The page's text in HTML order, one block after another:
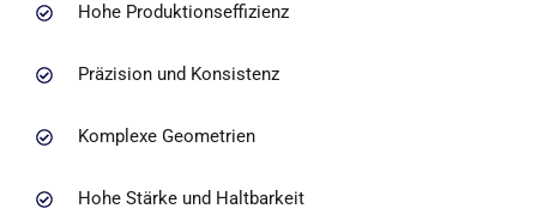
Hohe Produktionseffizienz
Präzision und Konsistenz
Komplexe Geometrien
Hohe Stärke und Haltbarkeit